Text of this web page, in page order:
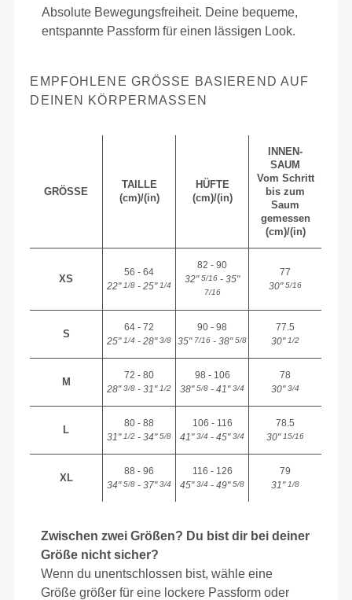
Absolute Bewegungsfreiheit. Deine bequeme,
entspannte Passform für einen lässigen Look.
EMPFOHLENE GRÖSSE BASIEREND AUF D
EINEN KÖRPERMASSEN
GRÖSSE
TAILLE
(cm)/(in)
HÜFTE
(cm)/(in)
INNEN-
SAUM
Vom Schritt
bis zum
Saum
gemessen
(cm)/(in)
XS
56 - 64
22"1/8 - 25"1/4
82 - 90
32"5/16 - 35"
7/16
77
30"5/16
S
64 - 72
25"1/4 - 28"3/8
90 - 98
35"7/16 - 38"5/8
77.5
30"1/2
M
72 - 80
28"3/8 - 31"1/2
98 - 106
38"5/8 - 41"3/4
78
30"3/4
L
80 - 88
31"1/2 - 34"5/8
106 - 116
41"3/4 - 45"3/4
78.5
30"15/16
XL
88 - 96
34"5/8 - 37"3/4
116 - 126
45"3/4 - 49"5/8
79
31"1/8
Zwischen zwei Größen? Du bist dir bei deiner
Größe nicht sicher?
Wenn du unentschlossen bist, wähle eine
Größe größer für eine lockere Passform oder